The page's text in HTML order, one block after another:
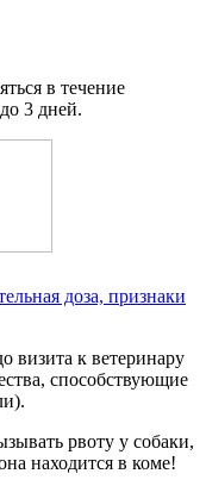
в течение
3 дней.
доза, признаки
визита к ветеринару
способствующие
рвоту у собаки,
находится в коме!